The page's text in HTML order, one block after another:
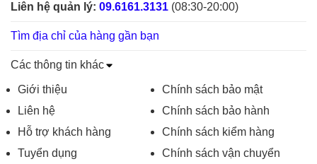
Liên hệ quản lý: 09.6161.3131 (08:30-20:00)
Tìm địa chỉ của hàng gần bạn
Các thông tin khác
Giới thiệu
Liên hệ
Hỗ trợ khách hàng
Tuyển dụng
Chính sách bảo mật
Chính sách bảo hành
Chính sách kiểm hàng
Chính sách vận chuyển